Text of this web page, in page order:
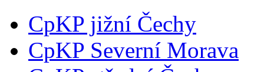
CpKP jižní Čechy
CpKP Severní Morava